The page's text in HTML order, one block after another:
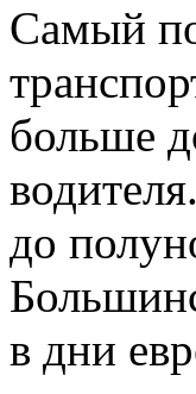
Самый
больше
до
в дни